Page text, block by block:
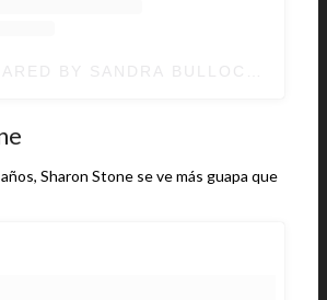
Sharon Stone se ve más guapa que